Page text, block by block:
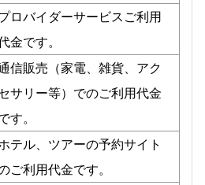
ロバイダーサービスご利用
金です。
信販売（家電、雑貨、アク
サリー等）でのご利用代金
す。
テル、ツアーの予約サイト
ご利用代金です。